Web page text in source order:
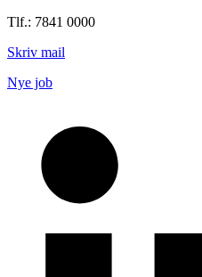
Tlf.: 7841 0000
Skriv mail
Nye job